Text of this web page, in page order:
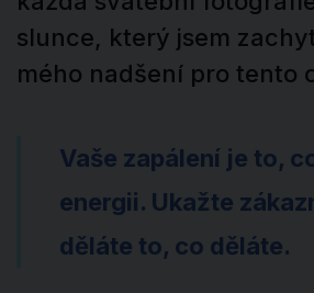
slunce, který jsem
mého nadšení pro tento
Vaše zapálení je to,
energii. Ukažte
děláte to, co děláte.